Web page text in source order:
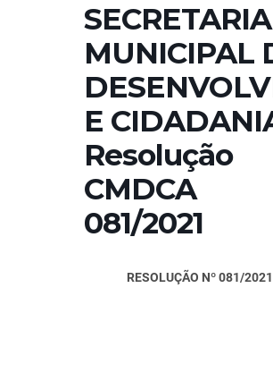
SECRETARIA
MUNICIPAL
E
Resolução
CMDCA
081/2021
RESOLUÇÃO Nº 081/2021